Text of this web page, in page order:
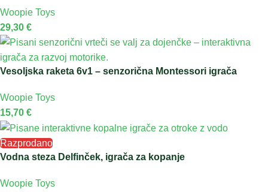
Woopie Toys
29,30 €
Vesoljska raketa 6v1 – senzorična Montessori igrača
Woopie Toys
15,70 €
Razprodano
Vodna steza Delfinček, igrača za kopanje
Woopie Toys